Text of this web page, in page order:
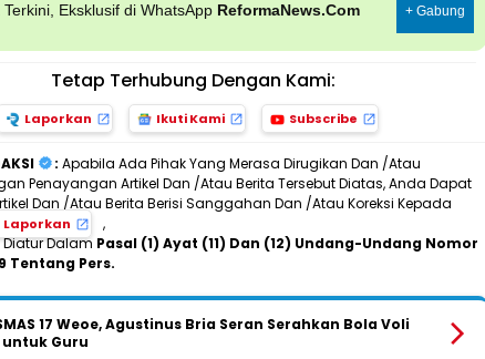
Terkini, Eksklusif di WhatsApp ReformaNews.Com + Gabung
Tetap Terhubung Dengan Kami:
Laporkan Ikuti Kami Subscribe
: Apabila Ada Pihak Yang Merasa Dirugikan Dan /Atau
Penayangan Artikel Dan /Atau Berita Tersebut Diatas, Anda Dapat
Dan /Atau Berita Berisi Sanggahan Dan /Atau Koreksi Kepada
Laporkan
,
Dalam Pasal (1) Ayat (11) Dan (12) Undang-Undang Nomor
Tentang Pers.
17 Weoe, Agustinus Bria Seran Serahkan Bola Voli
Guru